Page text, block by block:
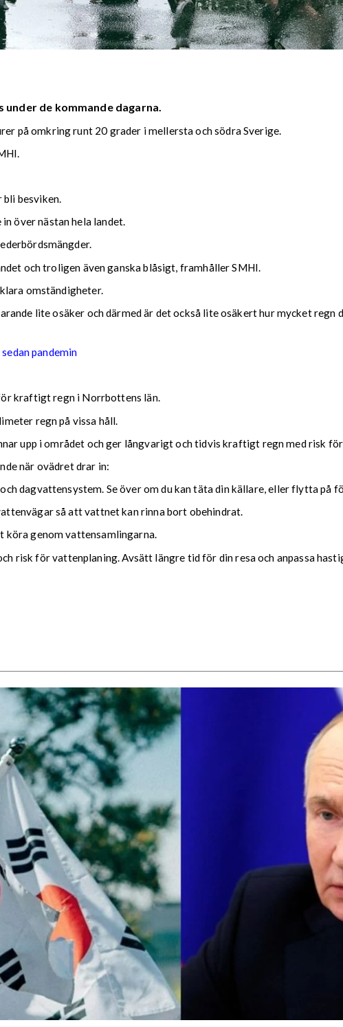
de kommande dagarna.
på omkring runt 20 grader i mellersta och södra Sverige.
bli besviken.
över nästan hela landet.
och troligen även ganska blåsigt, framhåller SMHI.
omständigheter.
lite osäker och därmed är det också lite osäkert hur mycket regn
pandemin
kraftigt regn i Norrbottens län.
regn på vissa håll.
upp i området och ger långvarigt och tidvis kraftigt regn med risk
när ovädret drar in:
dagvattensystem. Se över om du kan täta din källare, eller flytta på
så att vattnet kan rinna bort obehindrat.
köra genom vattensamlingarna.
risk för vattenplaning. Avsätt längre tid för din resa och anpassa